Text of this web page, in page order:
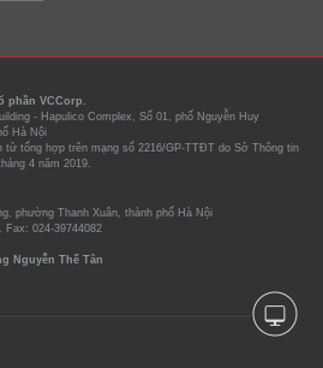
phần VCCorp.
- Hapulico Complex, Số 01, phố Nguyễn Huy
Hà Nội
tử tổng hợp trên mạng số 2216/GP-TTĐT do Sở Thông tin
4 năm 2019.
phường Thanh Xuân, thành phố Hà Nội
Fax: 024-39744082
Nguyễn Thế Tân